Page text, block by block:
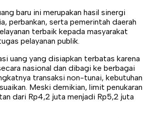
baru ini merupakan hasil sinergi
perbankan, serta pemerintah daerah
terbaik kepada masyarakat
pelayanan publik.
uang yang disiapkan terbatas karena
nasional dan dibagi ke berbagai
transaksi non-tunai, kebutuhan
Meski demikian, limit penukaran
dari Rp4,2 juta menjadi Rp5,2 juta